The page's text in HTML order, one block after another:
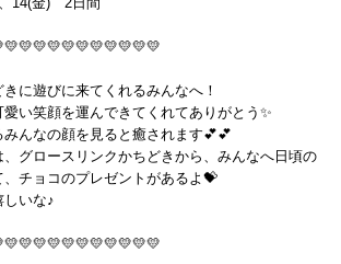
に遊びに来てくれるみんなへ！
い笑顔を運んできてくれてありがとう✨
んなの顔を見ると癒されます💕💕
グロースリンクかちどきから、みんなへ日頃の
チョコのプレゼントがあるよ💝
いな♪